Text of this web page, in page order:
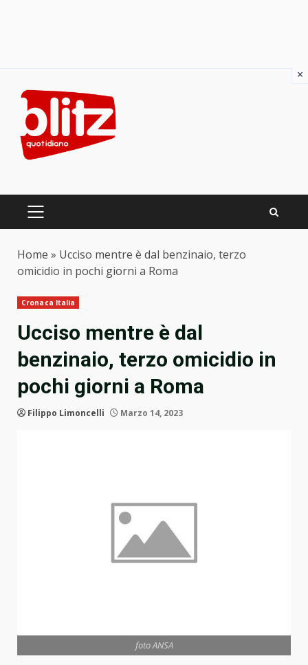
content
PRIMARY
Home » Ucciso mentre è dal benzinaio, terzo
omicidio in pochi giorni a Roma
Cronaca Italia
Ucciso mentre è dal
benzinaio, terzo omicidio in
pochi giorni a Roma
Filippo Limoncelli Marzo 14, 2023
foto ANSA
×